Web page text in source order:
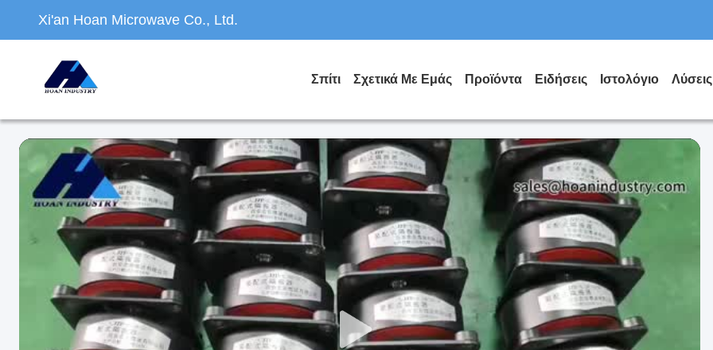
Xi'an Hoan Microwave Co., Ltd.
Σπίτι Σχετικά Με Εμάς Προϊόντα Ειδήσεις Ιστολόγιο Λύσεις